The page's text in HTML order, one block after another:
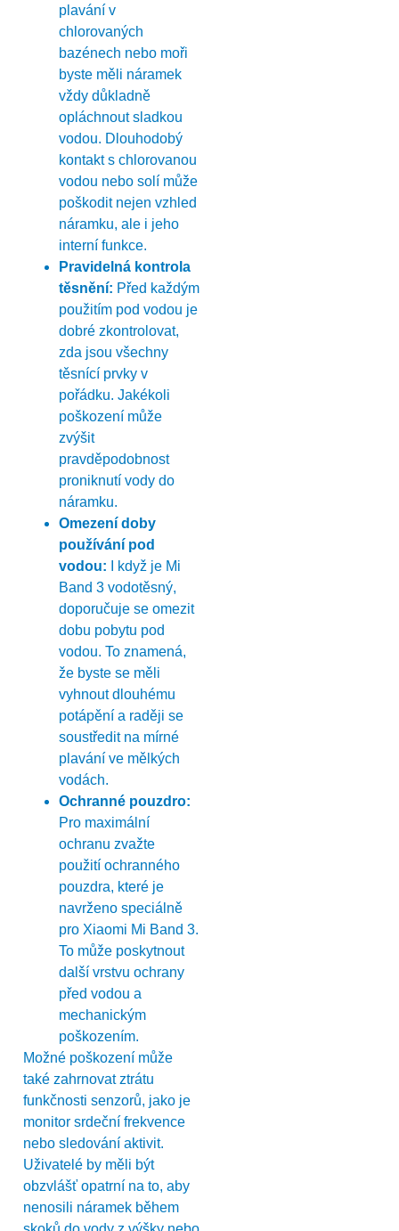
plavání v
chlorovaných
bazénech nebo moři
byste měli náramek
vždy důkladně
opláchnout sladkou
vodou. Dlouhodobý
kontakt s chlorovanou
vodou nebo solí může
poškodit nejen vzhled
náramku, ale i jeho
interní funkce.
Pravidelná kontrola
těsnění: Před každým
použitím pod vodou je
dobré zkontrolovat,
zda jsou všechny
těsnící prvky v
pořádku. Jakékoli
poškození může
zvýšit
pravděpodobnost
proniknutí vody do
náramku.
Omezení doby
používání pod
vodou: I když je Mi
Band 3 vodotěsný,
doporučuje se omezit
dobu pobytu pod
vodou. To znamená,
že byste se měli
vyhnout dlouhému
potápění a raději se
soustředit na mírné
plavání ve mělkých
vodách.
Ochranné pouzdro:
Pro maximální
ochranu zvažte
použití ochranného
pouzdra, které je
navrženo speciálně
pro Xiaomi Mi Band 3.
To může poskytnout
další vrstvu ochrany
před vodou a
mechanickým
poškozením.
Možné poškození může
také zahrnovat ztrátu
funkčnosti senzorů, jako je
monitor srdeční frekvence
nebo sledování aktivit.
Uživatelé by měli být
obzvlášť opatrní na to, aby
nenosili náramek během